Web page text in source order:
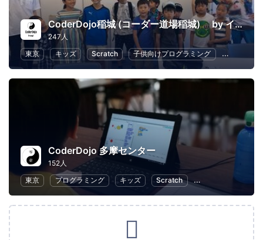
CoderDojo稲城 (コーダー道場稲城) by イナギテック
247人
東京
キッズ Scratch 子供向けプログラミング 幼児教育
CoderDojo 多摩センター
152人
東京
プログラミング キッズ Scratch 子供向けプログラ